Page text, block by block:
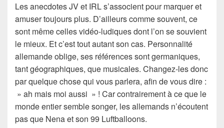
Les anecdotes JV et IRL s’associent pour marquer et
amuser toujours plus. D’ailleurs comme souvent, ce
sont même celles vidéo-ludiques dont l’on se souvient
le mieux. Et c’est tout autant son cas. Personnalité
allemande oblige, ses références sont germaniques,
tant géographiques, que musicales. Changez-les donc
par quelque chose qui vous parlera, afin de vous dire :
» ah mais moi aussi » ! Car contrairement à ce que le
monde entier semble songer, les allemands n’écoutent
pas que Nena et son 99 Luftballoons.